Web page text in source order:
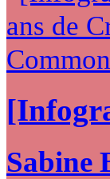
Sabine